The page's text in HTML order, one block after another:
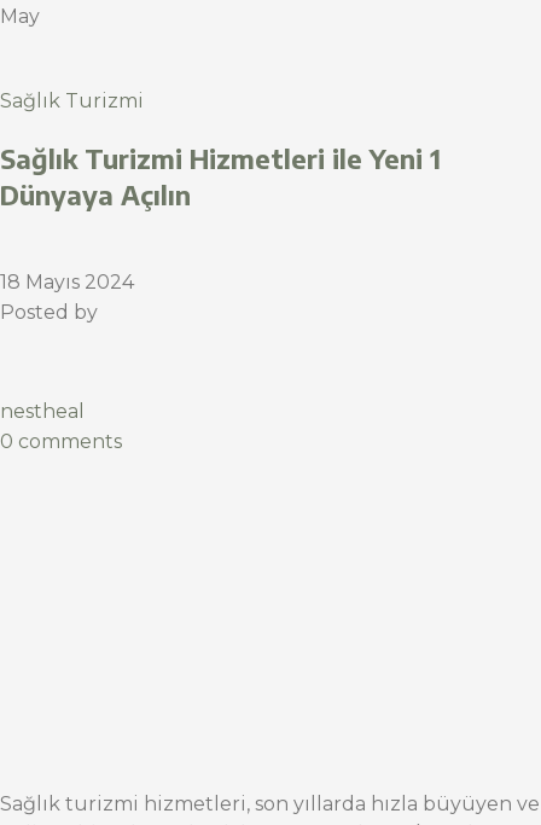
May
Sağlık Turizmi
Sağlık Turizmi Hizmetleri ile Yeni 1
Dünyaya Açılın
18 Mayıs 2024
Posted by
nestheal
0 comments
Sağlık turizmi hizmetleri, son yıllarda hızla büyüyen ve